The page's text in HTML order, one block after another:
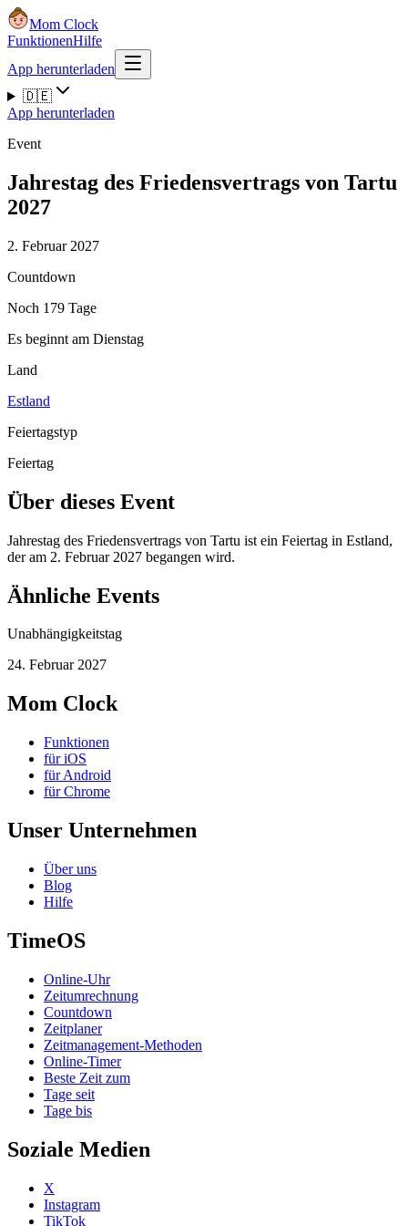
Mom Clock
FunktionenHilfe
App herunterladen
🇩🇪
App herunterladen
Event
Jahrestag des Friedensvertrags von Tartu
2027
2. Februar 2027
Countdown
Noch 179 Tage
Es beginnt am Dienstag
Land
Estland
Feiertagstyp
Feiertag
Über dieses Event
Jahrestag des Friedensvertrags von Tartu ist ein Feiertag in Estland,
der am 2. Februar 2027 begangen wird.
Ähnliche Events
Unabhängigkeitstag
24. Februar 2027
Mom Clock
Funktionen
für iOS
für Android
für Chrome
Unser Unternehmen
Über uns
Blog
Hilfe
TimeOS
Online-Uhr
Zeitumrechnung
Countdown
Zeitplaner
Zeitmanagement-Methoden
Online-Timer
Beste Zeit zum
Tage seit
Tage bis
Soziale Medien
X
Instagram
TikTok